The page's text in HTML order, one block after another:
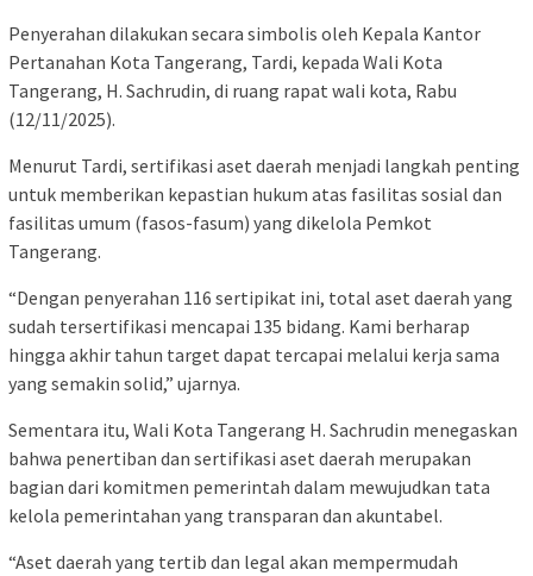
Penyerahan dilakukan secara simbolis oleh Kepala Kantor
Pertanahan Kota Tangerang, Tardi, kepada Wali Kota
Tangerang, H. Sachrudin, di ruang rapat wali kota, Rabu
(12/11/2025).
Menurut Tardi, sertifikasi aset daerah menjadi langkah penting
untuk memberikan kepastian hukum atas fasilitas sosial dan
fasilitas umum (fasos-fasum) yang dikelola Pemkot
Tangerang.
“Dengan penyerahan 116 sertipikat ini, total aset daerah yang
sudah tersertifikasi mencapai 135 bidang. Kami berharap
hingga akhir tahun target dapat tercapai melalui kerja sama
yang semakin solid,” ujarnya.
Sementara itu, Wali Kota Tangerang H. Sachrudin menegaskan
bahwa penertiban dan sertifikasi aset daerah merupakan
bagian dari komitmen pemerintah dalam mewujudkan tata
kelola pemerintahan yang transparan dan akuntabel.
“Aset daerah yang tertib dan legal akan mempermudah